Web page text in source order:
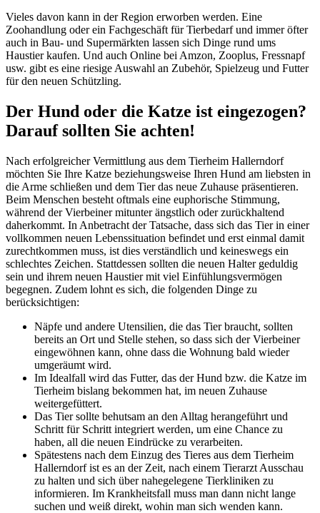
Vieles davon kann in der Region erworben werden. Eine
Zoohandlung oder ein Fachgeschäft für Tierbedarf und immer öfter
auch in Bau- und Supermärkten lassen sich Dinge rund ums
Haustier kaufen. Und auch Online bei Amzon, Zooplus, Fressnapf
usw. gibt es eine riesige Auswahl an Zubehör, Spielzeug und Futter
für den neuen Schützling.
Der Hund oder die Katze ist eingezogen?
Darauf sollten Sie achten!
Nach erfolgreicher Vermittlung aus dem Tierheim Hallerndorf
möchten Sie Ihre Katze beziehungsweise Ihren Hund am liebsten in
die Arme schließen und dem Tier das neue Zuhause präsentieren.
Beim Menschen besteht oftmals eine euphorische Stimmung,
während der Vierbeiner mitunter ängstlich oder zurückhaltend
daherkommt. In Anbetracht der Tatsache, dass sich das Tier in einer
vollkommen neuen Lebenssituation befindet und erst einmal damit
zurechtkommen muss, ist dies verständlich und keineswegs ein
schlechtes Zeichen. Stattdessen sollten die neuen Halter geduldig
sein und ihrem neuen Haustier mit viel Einfühlungsvermögen
begegnen. Zudem lohnt es sich, die folgenden Dinge zu
berücksichtigen:
Näpfe und andere Utensilien, die das Tier braucht, sollten
bereits an Ort und Stelle stehen, so dass sich der Vierbeiner
eingewöhnen kann, ohne dass die Wohnung bald wieder
umgeräumt wird.
Im Idealfall wird das Futter, das der Hund bzw. die Katze im
Tierheim bislang bekommen hat, im neuen Zuhause
weitergefüttert.
Das Tier sollte behutsam an den Alltag herangeführt und
Schritt für Schritt integriert werden, um eine Chance zu
haben, all die neuen Eindrücke zu verarbeiten.
Spätestens nach dem Einzug des Tieres aus dem Tierheim
Hallerndorf ist es an der Zeit, nach einem Tierarzt Ausschau
zu halten und sich über nahegelegene Tierkliniken zu
informieren. Im Krankheitsfall muss man dann nicht lange
suchen und weiß direkt, wohin man sich wenden kann.